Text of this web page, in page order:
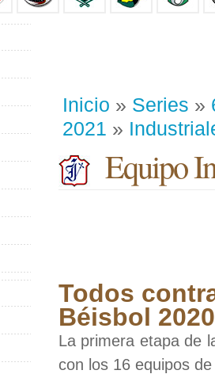
Inicio » Series »
2021 »
Equipo
Todos
Béisbol
La primera etapa de
con los 16 equipos